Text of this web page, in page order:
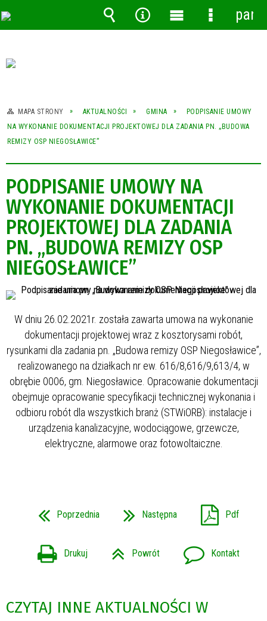
MAPA STRONY AKTUALNOŚCI GMINA
PODPISANIE UMOWY
NA WYKONANIE DOKUMENTACJI PROJEKTOWEJ DLA ZADANIA PN. „BUDOWA
REMIZY OSP NIEGOSŁAWICE”
PODPISANIE UMOWY NA
WYKONANIE DOKUMENTACJI
PROJEKTOWEJ DLA ZADANIA
PN. „BUDOWA REMIZY OSP
NIEGOSŁAWICE”
W dniu 26.02.2021r. została zawarta umowa na wykonanie
dokumentacji projektowej wraz z kosztorysami robót,
rysunkami dla zadania pn. „Budowa remizy OSP Niegosławice”,
realizowanego na działkach nr ew. 616/8,616/9,613/4, w
obrębie 0006, gm. Niegosławice. Opracowanie dokumentacji
obejmuje opracowanie specyfikacji technicznej wykonania i
odbioru robót dla wszystkich branż (STWiORB): instalacje i
urządzenia kanalizacyjne, wodociągowe, grzewcze,
elektryczne, alarmowe oraz fotowoltaiczne.
Poprzednia Następna Pdf
Drukuj Powrót Kontakt
CZYTAJ INNE AKTUALNOŚCI W
Wyszukiwarka
Narzędzia
MenuMenu